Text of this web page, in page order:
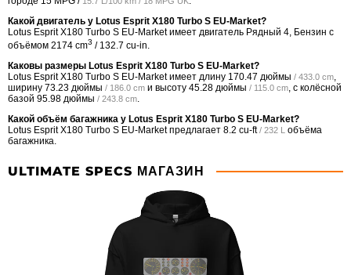
Какой двигатель у Lotus Esprit X180 Turbo S EU-Market?
Lotus Esprit X180 Turbo S EU-Market имеет двигатель Рядный 4, Бензин с
объёмом 2174 cm3 / 132.7 cu-in.
Каковы размеры Lotus Esprit X180 Turbo S EU-Market?
Lotus Esprit X180 Turbo S EU-Market имеет длину 170.47 дюймы / 433.0 cm,
ширину 73.23 дюймы / 186.0 cm и высоту 45.28 дюймы / 115.0 cm, с колёсной
базой 95.98 дюймы / 243.8 cm.
Какой объём багажника у Lotus Esprit X180 Turbo S EU-Market?
Lotus Esprit X180 Turbo S EU-Market предлагает 8.2 cu-ft / 232 L объёма
багажника.
ULTIMATE SPECS МАГАЗИН